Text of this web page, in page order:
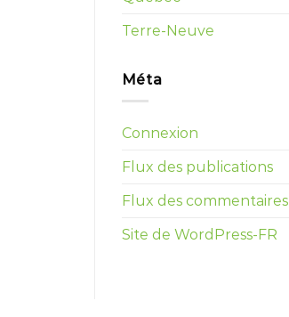
Terre-Neuve
Méta
Connexion
Flux des publications
Flux des commentaires
Site de WordPress-FR